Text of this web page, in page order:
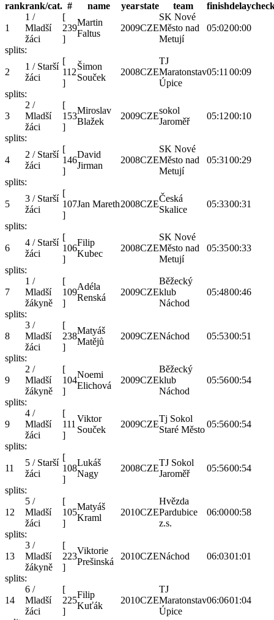
rankrank/cat. # name yearstate team finishdelay
1
1 /
Mladší
žáci
[
239
]
Martin
Faltus
2009CZE
SK Nové
Město nad
Metují
05:0200:00
splits:
2
1 / Starší
žáci
[
112
]
Šimon
Souček
2008CZE
TJ
Maratonstav
Úpice
05:11 00:09
splits:
3
2 /
Mladší
žáci
[
153
]
Miroslav
Blažek
2009CZE
sokol
Jaroměř
05:1200:10
splits:
4
2 / Starší
žáci
[
146
]
David
Jirman
2008CZE
SK Nové
Město nad
Metují
05:31 00:29
splits:
5
3 / Starší
žáci
[
107
]
Jan Mareth2008CZE
Česká
Skalice
05:3300:31
splits:
6
4 / Starší
žáci
[
106
]
Filip
Kubec
2008CZE
SK Nové
Město nad
Metují
05:3500:33
splits:
7
1 /
Mladší
žákyně
[
109
]
Adéla
Renská
2009CZE
Běžecký
klub
Náchod
05:4800:46
splits:
8
3 /
Mladší
žáci
[
238
]
Matyáš
Matějů
2009CZENáchod 05:5300:51
splits:
9
2 /
Mladší
žákyně
[
104
]
Noemi
Elichová
2009CZE
Běžecký
klub
Náchod
05:5600:54
splits:
9
4 /
Mladší
žáci
[
111
]
Viktor
Souček
2009CZE
Tj Sokol
Staré Město
05:5600:54
splits:
11
5 / Starší
žáci
[
108
]
Lukáš
Nagy
2008CZE
TJ Sokol
Jaroměř
05:5600:54
splits:
12
5 /
Mladší
žáci
[
105
]
Matyáš
Kraml
2010CZE
Hvězda
Pardubice
z.s.
06:0000:58
splits:
13
3 /
Mladší
žákyně
[
223
]
Viktorie
Prešinská
2010CZENáchod 06:0301:01
splits:
14
6 /
Mladší
žáci
[
225
]
Filip
Kuťák
2010CZE
TJ
Maratonstav
Úpice
06:0601:04